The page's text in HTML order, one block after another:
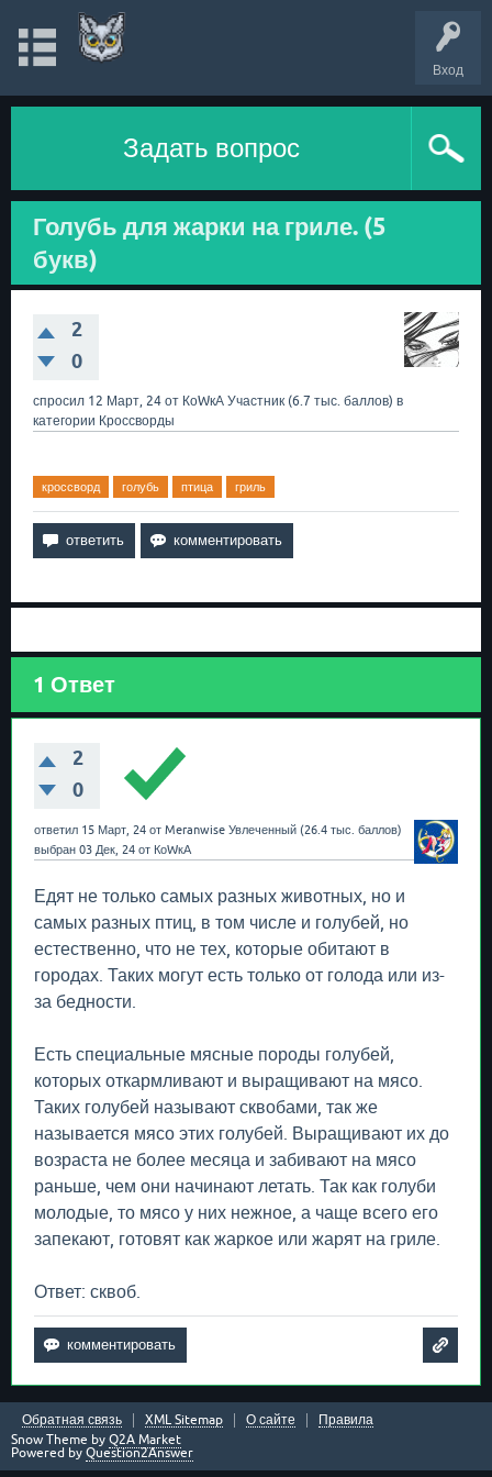
Вход
Задать вопрос
Голубь для жарки на гриле. (5
букв)
2
0
спросил 12 Март, 24 от КоWкА Участник (6.7 тыс. баллов) в
категории Кроссворды
кроссворд голубь птица гриль
1 Ответ
2
0
ответил 15 Март, 24 от Meranwise Увлеченный (26.4 тыс. баллов)
выбран 03 Дек, 24 от КоWкА
Едят не только самых разных животных, но и
самых разных птиц, в том числе и голубей, но
естественно, что не тех, которые обитают в
городах. Таких могут есть только от голода или из-
за бедности.
Есть специальные мясные породы голубей,
которых откармливают и выращивают на мясо.
Таких голубей называют сквобами, так же
называется мясо этих голубей. Выращивают их до
возраста не более месяца и забивают на мясо
раньше, чем они начинают летать. Так как голуби
молодые, то мясо у них нежное, а чаще всего его
запекают, готовят как жаркое или жарят на гриле.
Ответ: сквоб.
Обратная связь XML Sitemap О сайте
Правила
Snow Theme by Q2A Market
Powered by Question2Answer